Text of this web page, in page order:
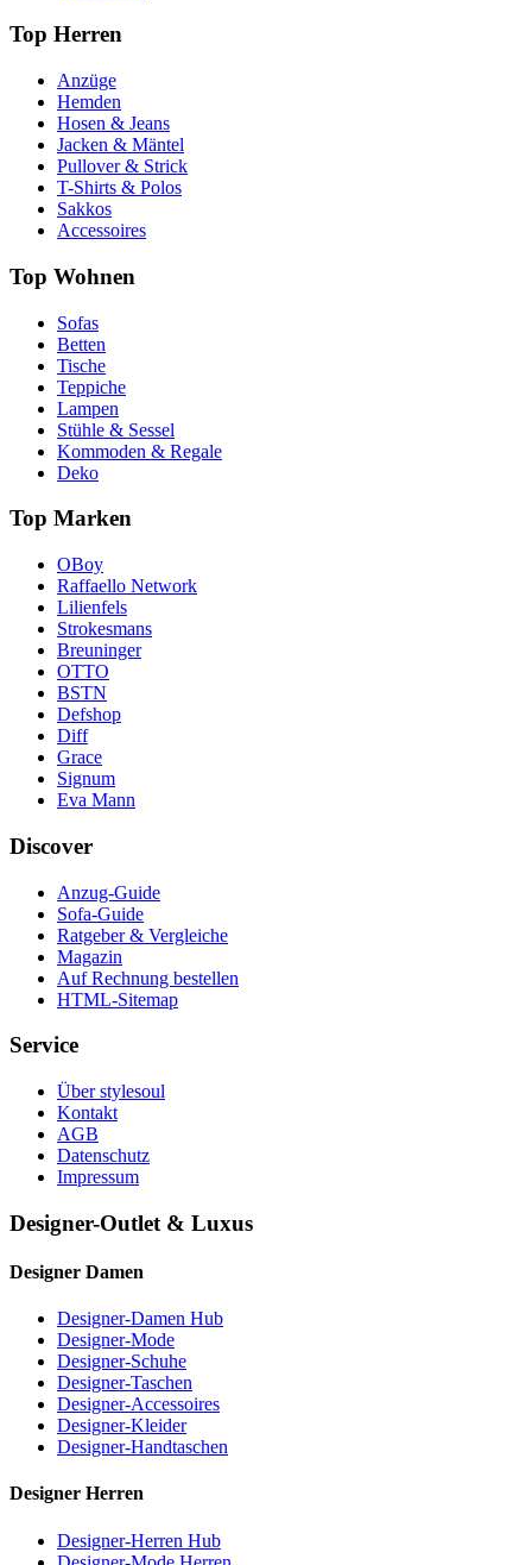
Top Herren
Anzüge
Hemden
Hosen & Jeans
Jacken & Mäntel
Pullover & Strick
T-Shirts & Polos
Sakkos
Accessoires
Top Wohnen
Sofas
Betten
Tische
Teppiche
Lampen
Stühle & Sessel
Kommoden & Regale
Deko
Top Marken
OBoy
Raffaello Network
Lilienfels
Strokesmans
Breuninger
OTTO
BSTN
Defshop
Diff
Grace
Signum
Eva Mann
Discover
Anzug-Guide
Sofa-Guide
Ratgeber & Vergleiche
Magazin
Auf Rechnung bestellen
HTML-Sitemap
Service
Über stylesoul
Kontakt
AGB
Datenschutz
Impressum
Designer-Outlet & Luxus
Designer Damen
Designer-Damen Hub
Designer-Mode
Designer-Schuhe
Designer-Taschen
Designer-Accessoires
Designer-Kleider
Designer-Handtaschen
Designer Herren
Designer-Herren Hub